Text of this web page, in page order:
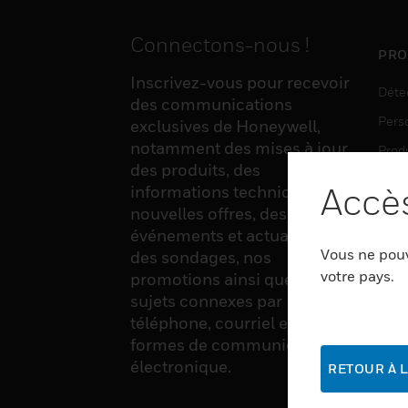
Connectons-nous !
Inscrivez-vous pour recevoir
des communications
exclusives de Honeywell,
notamment des mises à jour
des produits, des
informations techniques, de
nouvelles offres, des
événements et actualités,
des sondages, nos
promotions ainsi que divers
sujets connexes par
téléphone, courriel et autres
formes de communication
électronique.
Vous ne
votre pays.
RETOUR À